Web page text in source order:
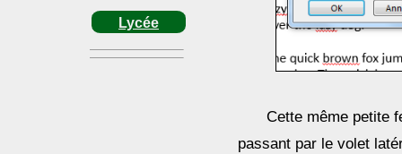
Lycée
Cette même petite
passant par le volet